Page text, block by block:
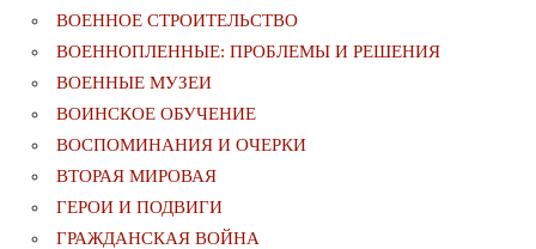
ВОЕННОЕ СТРОИТЕЛЬСТВО
ВОЕННОПЛЕННЫЕ: ПРОБЛЕМЫ И РЕШЕНИЯ
ВОЕННЫЕ МУЗЕИ
ВОИНСКОЕ ОБУЧЕНИЕ
ВОСПОМИНАНИЯ И ОЧЕРКИ
ВТОРАЯ МИРОВАЯ
ГЕРОИ И ПОДВИГИ
ГРАЖДАНСКАЯ ВОЙНА